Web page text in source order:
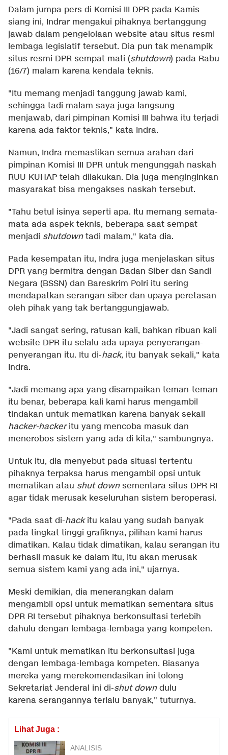
Dalam jumpa pers di Komisi III DPR pada Kamis
siang ini, Indrar mengakui pihaknya bertanggung
jawab dalam pengelolaan website atau situs resmi
lembaga legislatif tersebut. Dia pun tak menampik
situs resmi DPR sempat mati (shutdown) pada Rabu
(16/7) malam karena kendala teknis.
"Itu memang menjadi tanggung jawab kami,
sehingga tadi malam saya juga langsung
menjawab, dari pimpinan Komisi III bahwa itu terjadi
karena ada faktor teknis," kata Indra.
Namun, Indra memastikan semua arahan dari
pimpinan Komisi III DPR untuk mengunggah naskah
RUU KUHAP telah dilakukan. Dia juga menginginkan
masyarakat bisa mengakses naskah tersebut.
"Tahu betul isinya seperti apa. Itu memang semata-
mata ada aspek teknis, beberapa saat sempat
menjadi shutdowntadi malam," kata dia.
Pada kesempatan itu, Indra juga menjelaskan situs
DPR yang bermitra dengan Badan Siber dan Sandi
Negara (BSSN) dan Bareskrim Polri itu sering
mendapatkan serangan siber dan upaya peretasan
oleh pihak yang tak bertanggungjawab.
"Jadi sangat sering, ratusan kali, bahkan ribuan kali
website DPR itu selalu ada upaya penyerangan-
penyerangan itu. Itu di-hack, itu banyak sekali," kata
Indra.
"Jadi memang apa yang disampaikan teman-teman
itu benar, beberapa kali kami harus mengambil
tindakan untuk mematikan karena banyak sekali
hacker-hackeritu yang mencoba masuk dan
menerobos sistem yang ada di kita," sambungnya.
Untuk itu, dia menyebut pada situasi tertentu
pihaknya terpaksa harus mengambil opsi untuk
mematikan atau shut downsementara situs DPR RI
agar tidak merusak keseluruhan sistem beroperasi.
"Pada saat di-hackitu kalau yang sudah banyak
pada tingkat tinggi grafiknya, pilihan kami harus
dimatikan. Kalau tidak dimatikan, kalau serangan itu
berhasil masuk ke dalam itu, itu akan merusak
semua sistem kami yang ada ini," ujarnya.
Meski demikian, dia menerangkan dalam
mengambil opsi untuk mematikan sementara situs
DPR RI tersebut pihaknya berkonsultasi terlebih
dahulu dengan lembaga-lembaga yang kompeten.
"Kami untuk mematikan itu berkonsultasi juga
dengan lembaga-lembaga kompeten. Biasanya
mereka yang merekomendasikan ini tolong
Sekretariat Jenderal ini di-shut downdulu
karena serangannya terlalu banyak," tuturnya.
Lihat Juga :
ANALISIS